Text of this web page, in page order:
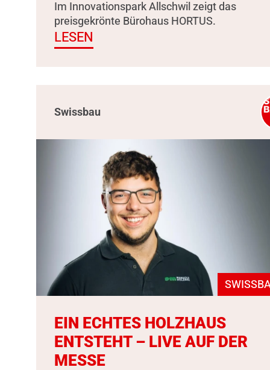
Im Innovationspark Allschwil zeigt das
preisgekrönte Bürohaus HORTUS.
LESEN
Swissbau
EIN ECHTES HOLZHAUS
ENTSTEHT – LIVE AUF DER
MESSE